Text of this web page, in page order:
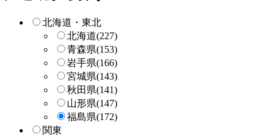
北海道・東北
北海道(227)
青森県(153)
岩手県(166)
宮城県(143)
秋田県(141)
山形県(147)
福島県(172)
関東